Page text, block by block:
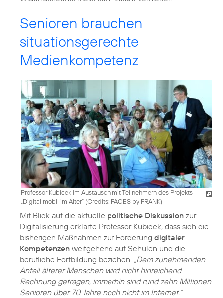
Senioren brauchen
situationsgerechte
Medienkompetenz
Professor Kubicek im Austausch mit Teilnehmern des Projekts
„Digital mobil im Alter“ (Credits: FACES by FRANK)
Mit Blick auf die aktuelle politische Diskussion zur
Digitalisierung erklärte Professor Kubicek, dass sich die
bisherigen Maßnahmen zur Förderung digitaler
Kompetenzen weitgehend auf Schulen und die
berufliche Fortbildung beziehen. „Dem zunehmenden
Anteil älterer Menschen wird nicht hinreichend
Rechnung getragen, immerhin sind rund zehn Millionen
Senioren über 70 Jahre noch nicht im Internet.“